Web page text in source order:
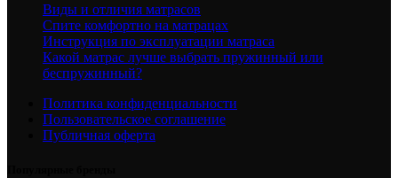
Виды и отличия матрасов
Спите комфортно на матрацах
Инструкция по эксплуатации матраса
Какой матрас лучше выбрать пружинный или
беспружинный?
Политика конфиденциальности
Пользовательское соглашение
Публичная оферта